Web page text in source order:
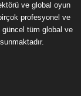
ve global oyun
profesyonel ve
tüm global ve